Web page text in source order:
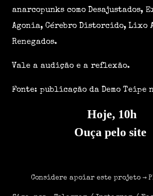
anarcopunks como Desajustados,
Agonia, Cérebro Distorcido, Lixo
Renegados.
Vale a audição e a reflexão.
Fonte: publicação da Demo Teipe
Hoje, 10h
Ouça pelo site
Considere apoiar este projeto →